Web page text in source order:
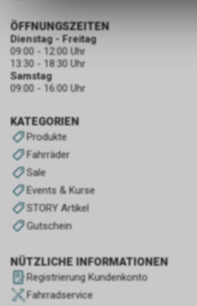
KATEGORIEN
Produkte
Fahrräder
Sale
Events & Kurse
STORY Artikel
Gutschein
NÜTZLICHE INFORMATIONEN
Registrierung Kundenkonto
Fahrradservice
ÖFFNUNGSZEITEN
Dienstag - Freitag
09:00 - 12:00 Uhr
13:30 - 18:30 Uhr
Samstag
09:00 - 16:00 Uhr